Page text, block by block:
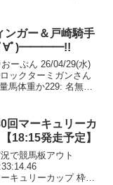
...
ンガー＆戸崎騎手
∀ﾟ)━━━━!!
ーぷん 26/04/29(水)
ックターミガンさん
馬体重か229: 名無し
回マーキュリーカ
18:15発走予定】
で競馬板アウト
キュリーカップ 枠